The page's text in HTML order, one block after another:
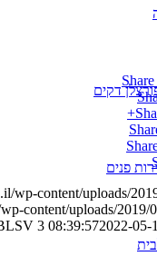
דקים
פנים
wp-content/uploads/
content/uploads/2019/
2022-05-12
3